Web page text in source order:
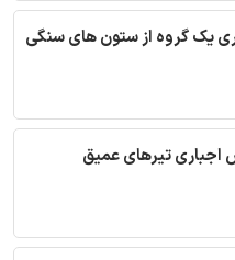
یک گروه از ستون های سنگی
اجباری تیرهای عمیق